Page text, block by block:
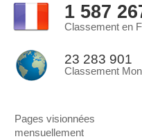
1 587
Classement en
23 283 901
Classement
Pages visionnées
mensuellement